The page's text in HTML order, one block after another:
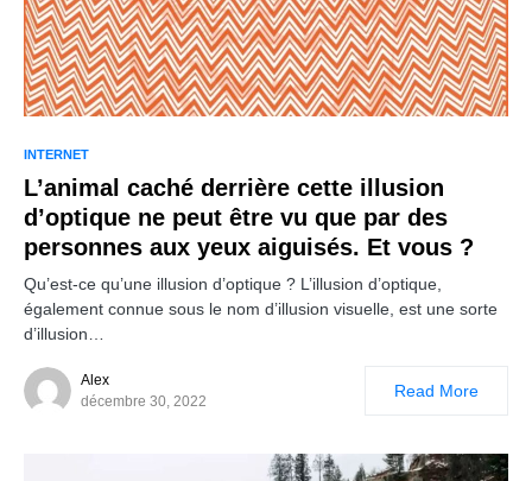
INTERNET
L’animal caché derrière cette illusion
d’optique ne peut être vu que par des
personnes aux yeux aiguisés. Et vous ?
Qu’est-ce qu’une illusion d’optique ? L’illusion d’optique,
également connue sous le nom d’illusion visuelle, est une sorte
d’illusion…
Alex
décembre 30, 2022
Read More